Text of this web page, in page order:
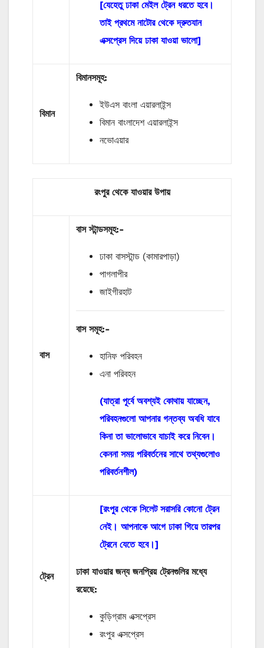
[যেহেতু ঢাকা মেইল ট্রেন ধরতে হবে।
তাই প্রথমে নাটোর থেকে দ্রুতযান
এক্সপ্রেস দিয়ে ঢাকা যাওয়া ভালো]
বিমান
বিমানসমূহ:
ইউএস বাংলা এয়ারলাইন্স
বিমান বাংলাদেশ এয়ারলাইন্স
নভোএয়ার
রংপুর থেকে যাওয়ার উপায়
বাস
বাস স্টান্ডসমূহ:-
ঢাকা বাসস্টান্ড (কামারপাড়া)
পাগলাপীর
জাইগীরহাট
বাস সমূহ:-
হানিফ পরিবহন
এনা পরিবহন
(যাত্রা পূর্বে অবশ্যই কোথায় যাচ্ছেন,
পরিবহনগুলো আপনার গন্তব্য অবধি যাবে
কিনা তা ভালোভাবে যাচাই করে নিবেন।
কেননা সময় পরিবর্তনের সাথে তথ্যগুলোও
পরিবর্তনশীল)
ট্রেন
[রংপুর থেকে সিলেট সরাসরি কোনো ট্রেন
নেই। আপনাকে আগে ঢাকা গিয়ে তারপর
ট্রেনে যেতে হবে।]
ঢাকা যাওয়ার জন্য জনপ্রিয় ট্রেনগুলির মধ্যে
রয়েছে:
কুড়িগ্রাম এক্সপ্রেস
রংপুর এক্সপ্রেস